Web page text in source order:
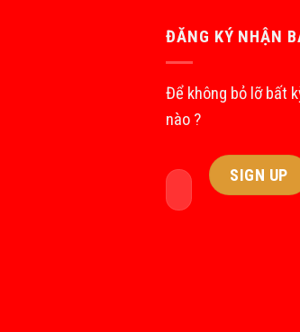
ĐĂNG KÝ NHẬN
Để không bỏ lỡ bất
nào ?